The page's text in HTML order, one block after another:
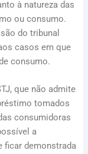
à natureza das
ou consumo.
do tribunal
casos em que
consumo.
que não admite
tomados
consumidoras
a
ficar demonstrada